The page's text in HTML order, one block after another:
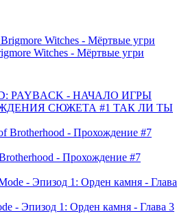
Witches - Мёртвые угри
PAYBACK - НАЧАЛО ИГРЫ
СЮЖЕТА #1 ТАК ЛИ ТЫ
- Прохождение #7
- Эпизод 1: Орден камня - Глава 3